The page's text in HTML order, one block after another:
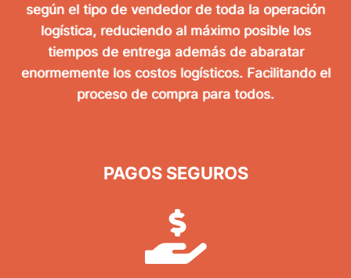
según el tipo de vendedor de toda la operación
logística, reduciendo al máximo posible los
tiempos de entrega además de abaratar
enormemente los costos logísticos. Facilitando el
proceso de compra para todos.
PAGOS SEGUROS